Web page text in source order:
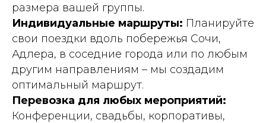
размера вашей группы.
Индивидуальные маршруты: Планируйте
свои поездки вдоль побережья Сочи,
Адлера, в соседние города или по любым
другим направлениям – мы создадим
оптимальный маршрут.
Перевозка для любых мероприятий:
Конференции, свадьбы, корпоративы,